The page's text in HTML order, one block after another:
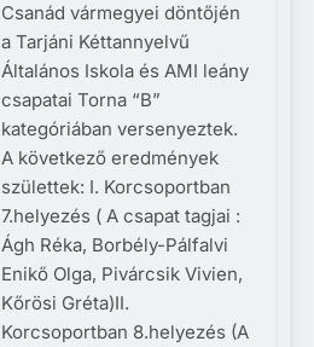
Csanád vármegyei döntőjén
a Tarjáni Kéttannyelvű
Általános Iskola és AMI leány
csapatai Torna “B”
kategóriában versenyeztek.
A következő eredmények
születtek: I. Korcsoportban
7.helyezés ( A csapat tagjai :
Ágh Réka, Borbély-Pálfalvi
Enikő Olga, Pivárcsik Vivien,
Kőrösi Gréta)II.
Korcsoportban 8.helyezés (A